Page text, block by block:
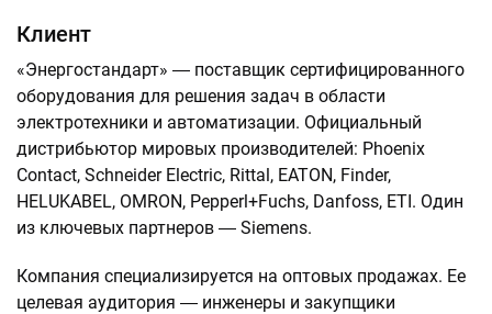
Клиент
«Энергостандарт» ― поставщик сертифицированного
оборудования для решения задач в области
электротехники и автоматизации. Официальный
дистрибьютор мировых производителей: Phoenix
Contact, Schneider Electric, Rittal, EATON, Finder,
HELUKABEL, OMRON, Pepperl+Fuchs, Danfoss, ETI. Один
из ключевых партнеров ― Siemens.
Компания специализируется на оптовых продажах. Ее
целевая аудитория ― инженеры и закупщики